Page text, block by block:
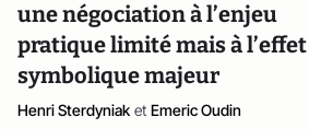
une négociation à l’enjeu
pratique limité mais à l’effet
symbolique majeur
Henri Sterdyniak et Emeric Oudin